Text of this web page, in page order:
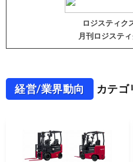
ロジスティク
月刊ロジステ
経営/業界動向 カテゴ